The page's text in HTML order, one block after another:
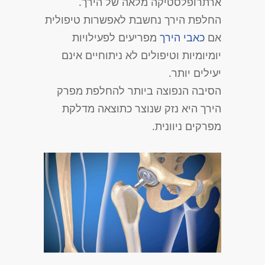
החלפת הירך נחשבת לאפשרות טיפולית
אם כאבי הירך מפריעים לפעילויות
יומיומיות וטיפולים לא ניתוחיים אינם
יעילים יותר.
הסיבה הנפוצה ביותר להחלפת מפרק
הירך היא נזק שנוצר כתוצאה מדלקת
מפרקים ניוונית.